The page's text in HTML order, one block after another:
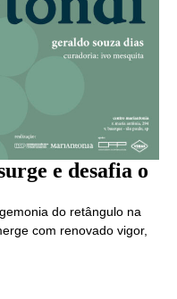
e desafia o
do retângulo na
com renovado vigor,